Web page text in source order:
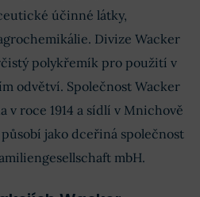
účinné látky,
Divize Wacker
polykřemík pro použití v
odvětví. Společnost Wacker
v roce 1914 a sídlí v Mnichově
jako dceřiná společnost
mbH.